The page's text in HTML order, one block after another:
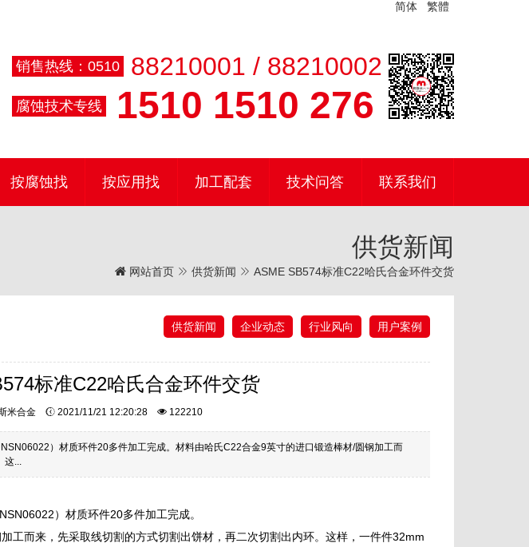
简体 繁體
销售热线：0510 88210001 / 88210002
腐蚀技术专线 1510 1510 276
按腐蚀找 按应用找 加工配套 技术问答 联系我们
供货新闻
网站首页 供货新闻 ASME SB574标准C22哈氏合金环件交货
供货新闻 企业动态 行业风向 用户案例
标准C22哈氏合金环件交货
米合金 2021/11/21 12:20:28 122210
）材质环件20多件加工完成。材料由哈氏C22合金9英寸的进口锻造棒材/圆钢加工而
这...
）材质环件20多件加工完成。
工而来，先采取线切割的方式切割出饼材，再二次切割出内环。这样，一件件32mm